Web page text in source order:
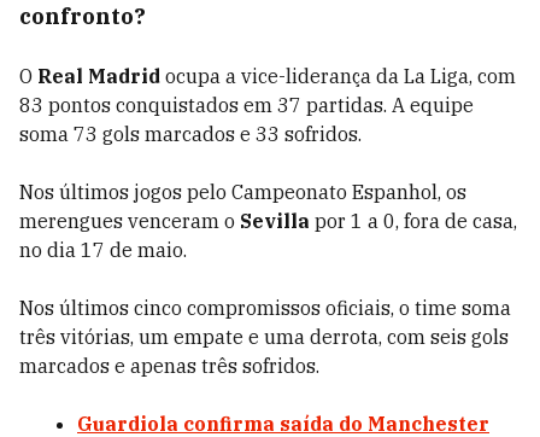
confronto?
O Real Madrid ocupa a vice-liderança da La Liga, com
83 pontos conquistados em 37 partidas. A equipe
soma 73 gols marcados e 33 sofridos.
Nos últimos jogos pelo Campeonato Espanhol, os
merengues venceram o Sevilla por 1 a 0, fora de casa,
no dia 17 de maio.
Nos últimos cinco compromissos oficiais, o time soma
três vitórias, um empate e uma derrota, com seis gols
marcados e apenas três sofridos.
Guardiola confirma saída do Manchester